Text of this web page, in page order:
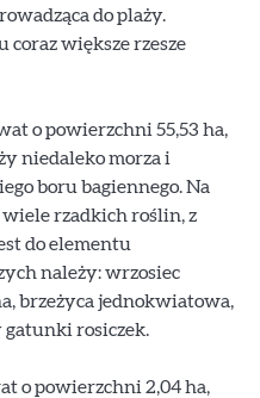
do plaży.
coraz większe rzesze
o powierzchni 55,53 ha,
niedaleko morza i
boru bagiennego. Na
rzadkich roślin, z
do elementu
należy: wrzosiec
brzeżyca jednokwiatowa,
rosiczek.
o powierzchni 2,04 ha,